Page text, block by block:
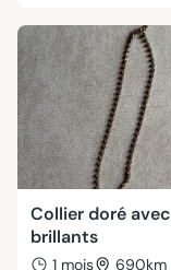
Collier doré avec
brillants
1 mois 690km